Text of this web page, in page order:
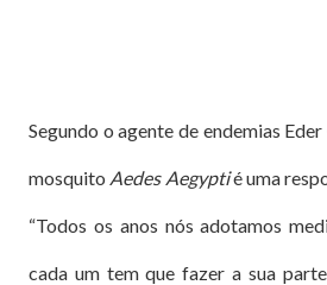
Segundo o agente de endemias
mosquito Aedes Aegyptié uma
“Todos os anos nós adotamos
cada um tem que fazer a sua